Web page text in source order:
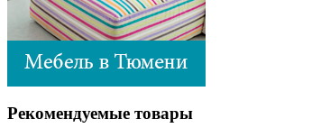
Рекомендуемые товары